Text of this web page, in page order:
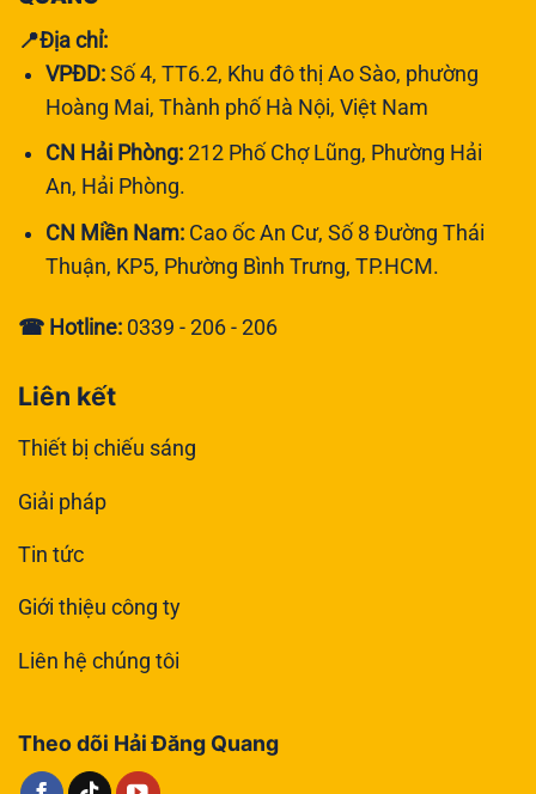
📍Địa chỉ:
VPĐD: Số 4, TT6.2, Khu đô thị Ao Sào, phường
Hoàng Mai, Thành phố Hà Nội, Việt Nam
CN Hải Phòng: 212 Phố Chợ Lũng, Phường Hải
An, Hải Phòng.
CN Miền Nam: Cao ốc An Cư, Số 8 Đường Thái
Thuận, KP5, Phường Bình Trưng, TP.HCM.
☎ Hotline: 0339 - 206 - 206
Liên kết
Thiết bị chiếu sáng
Giải pháp
Tin tức
Giới thiệu công ty
Liên hệ chúng tôi
Theo dõi Hải Đăng Quang